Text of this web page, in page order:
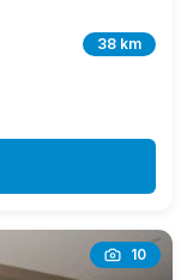
38 km
10